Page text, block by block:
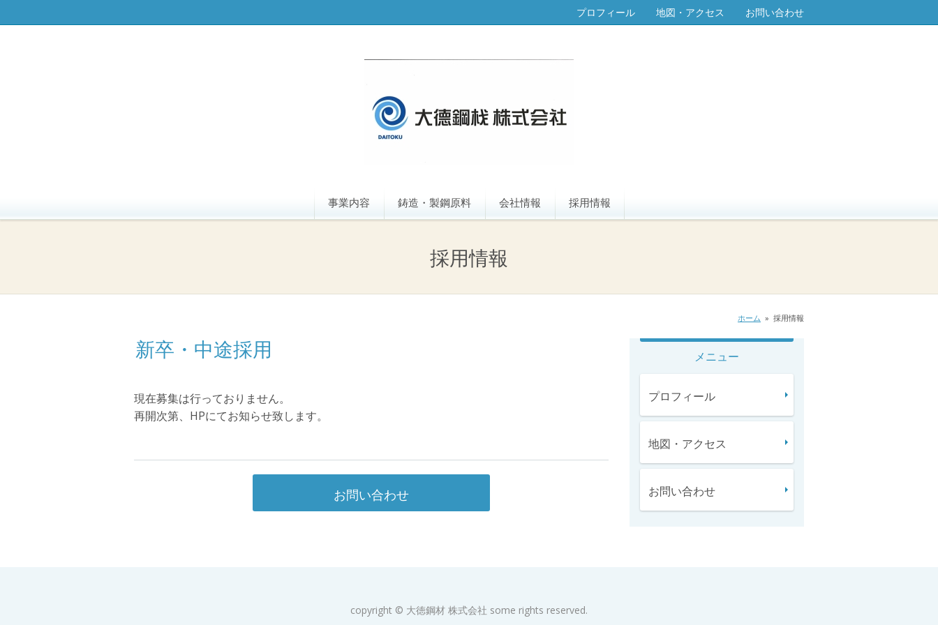
プロフィール 地図・アクセス お問い合わせ
事業内容 鋳造・製鋼原料 会社情報 採用情報
採用情報
ホーム » 採用情報
新卒・中途採用
現在募集は行っておりません。
再開次第、HPにてお知らせ致します。
お問い合わせ
メニュー
プロフィール
地図・アクセス
お問い合わせ
copyright © 大徳鋼材 株式会社 some rights reserved.